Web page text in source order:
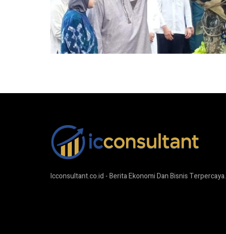
Icconsultant.co.id - Berita Ekonomi Dan Bisnis Terpercaya.